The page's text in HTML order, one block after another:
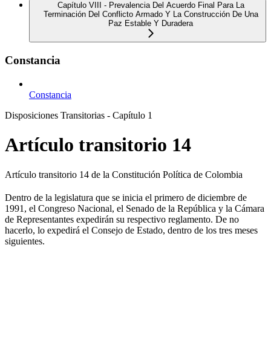
Capítulo VIII - Prevalencia Del Acuerdo Final Para La
Terminación Del Conflicto Armado Y La Construcción De Una
Paz Estable Y Duradera
Constancia
Constancia
Disposiciones Transitorias - Capítulo 1
Artículo transitorio 14
Artículo transitorio 14 de la Constitución Política de Colombia
Dentro de la legislatura que se inicia el primero de diciembre de
1991, el Congreso Nacional, el Senado de la República y la Cámara
de Representantes expedirán su respectivo reglamento. De no
hacerlo, lo expedirá el Consejo de Estado, dentro de los tres meses
siguientes.